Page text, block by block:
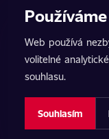
registrovaná
nezpůsobilosti
Přesné informace
pobočky.
Nastavení cookies
Web používá
volitelné
souhlasu.
Souhlasím